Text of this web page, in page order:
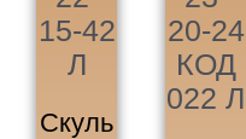
15-42
Л
Скуль
20-24
КОД
022 Л